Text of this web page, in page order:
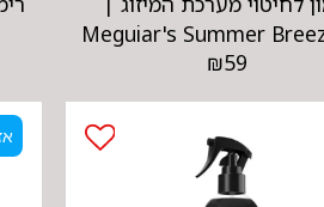
Meguiar's Summer
Refresher
₪59